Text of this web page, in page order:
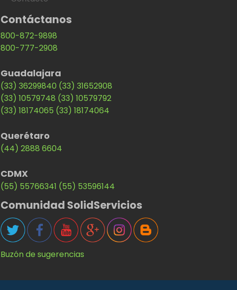
Contáctanos
800-872-9898
800-777-2908
Guadalajara
(33) 36299840 (33) 31652908
(33) 10579748 (33) 10579792
(33) 18174065 (33) 18174064
Querétaro
(44) 2888 6604
CDMX
(55) 55766341 (55) 53596144
Comunidad SolidServicios
Buzón de sugerencias